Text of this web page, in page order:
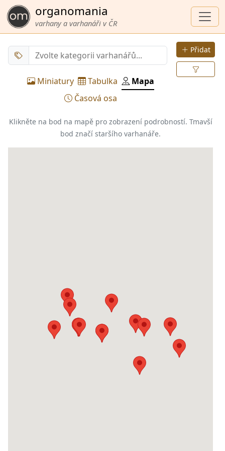
organomania
varhany a varhanáři v ČR
Přidat
Miniatury Tabulka
Mapa
Časová osa
Klikněte na bod na mapě pro zobrazení podrobností. Tmavší
bod značí staršího varhanáře.